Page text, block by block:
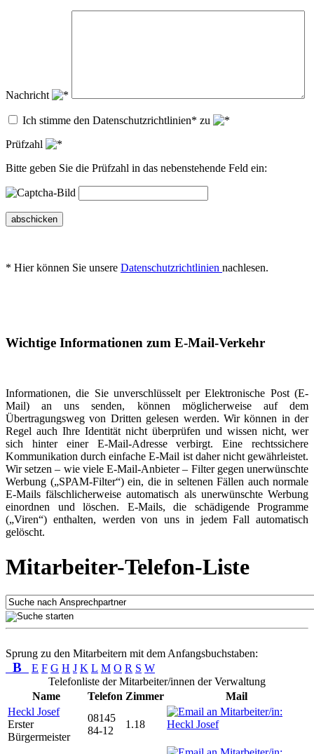
Nachricht
Ich stimme den Datenschutzrichtlinien* zu
Prüfzahl
Bitte geben Sie die Prüfzahl in das nebenstehende Feld ein:
abschicken
* Hier können Sie unsere Datenschutzrichtlinien nachlesen.
Wichtige Informationen zum E-Mail-Verkehr
Informationen, die Sie unverschlüsselt per Elektronische Post (E-
Mail) an uns senden, können möglicherweise auf dem
Übertragungsweg von Dritten gelesen werden. Wir können in der
Regel auch Ihre Identität nicht überprüfen und wissen nicht, wer
sich hinter einer E-Mail-Adresse verbirgt. Eine rechtssichere
Kommunikation durch einfache E-Mail ist daher nicht gewährleistet.
Wir setzen – wie viele E-Mail-Anbieter – Filter gegen unerwünschte
Werbung („SPAM-Filter“) ein, die in seltenen Fällen auch normale
E-Mails fälschlicherweise automatisch als unerwünschte Werbung
einordnen und löschen. E-Mails, die schädigende Programme
(„Viren“) enthalten, werden von uns in jedem Fall automatisch
gelöscht.
Mitarbeiter-Telefon-Liste
Sprung zu den Mitarbeitern mit dem Anfangsbuchstaben:
B E F G H J K L M O R S W
Telefonliste der Mitarbeiter/innen der Verwaltung
Name
Telefon Zimmer
Mail
Heckl Josef
Erster
Bürgermeister
08145
84-12
1.18